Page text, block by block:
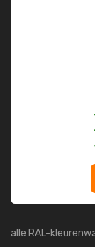
alle RAL-